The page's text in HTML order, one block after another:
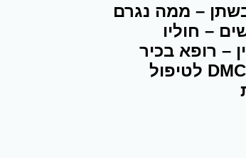
– ממה נגרם
– חוליו
– רופא בכיר
במרכז DMC לטיפול